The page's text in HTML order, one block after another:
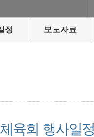
정 보도자료
육회 행사일정